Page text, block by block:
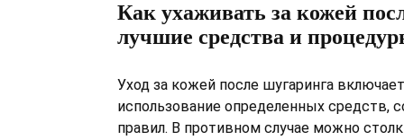
Как ухаживать за кожей
лучшие средства и
Уход за кожей после шугаринга
использование определенных средств,
правил. В противном случае можно